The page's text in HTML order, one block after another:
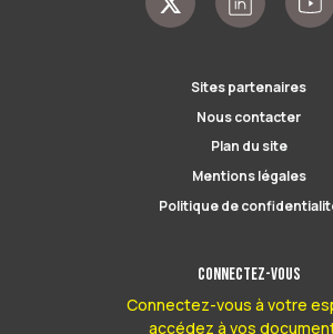
Sites partenaires
Nous contacter
Plan du site
Mentions légales
Politique de
Connectez-vous
Connectez-vous à votre
accédez à vos